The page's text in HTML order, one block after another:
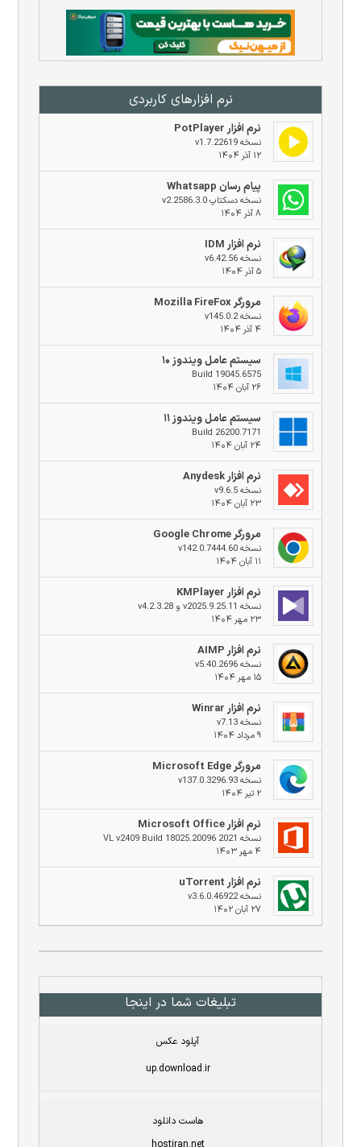
نرم افزار‌های کاربردی
نرم افزار PotPlayer
نسخه v1.7.22619
۱۲ آذر ۱۴۰۴
پیام رسان Whatsapp
نسخه دسکتاپ v2.2586.3.0
۸ آذر ۱۴۰۴
نرم افزار IDM
نسخه v6.42.56
۵ آذر ۱۴۰۴
مرورگر Mozilla FireFox
نسخه v145.0.2
۴ آذر ۱۴۰۴
سیستم عامل ویندوز ۱۰
Build 19045.6575
۲۶ آبان ۱۴۰۴
سیستم عامل ویندوز ۱۱
Build 26200.7171
۲۴ آبان ۱۴۰۴
نرم افزار Anydesk
نسخه v9.6.5
۲۳ آبان ۱۴۰۴
مرورگر Google Chrome
نسخه v142.0.7444.60
۱۱ آبان ۱۴۰۴
نرم افزار KMPlayer
نسخه v2025.9.25.11 و v4.2.3.28
۲۳ مهر ۱۴۰۴
نرم افزار AIMP
نسخه v5.40.2696
۱۵ مهر ۱۴۰۴
نرم افزار Winrar
نسخه v7.13
۹ مرداد ۱۴۰۴
مرورگر Microsoft Edge
نسخه v137.0.3296.93
۲ تیر ۱۴۰۴
نرم افزار Microsoft Office
نسخه 2021 VL v2409 Build 18025.20096
۴ مهر ۱۴۰۳
نرم افزار uTorrent
نسخه v3.6.0.46922
۲۷ آبان ۱۴۰۲
تبلیغات شما در اینجا
آپلود عکس
up.download.ir
هاست دانلود